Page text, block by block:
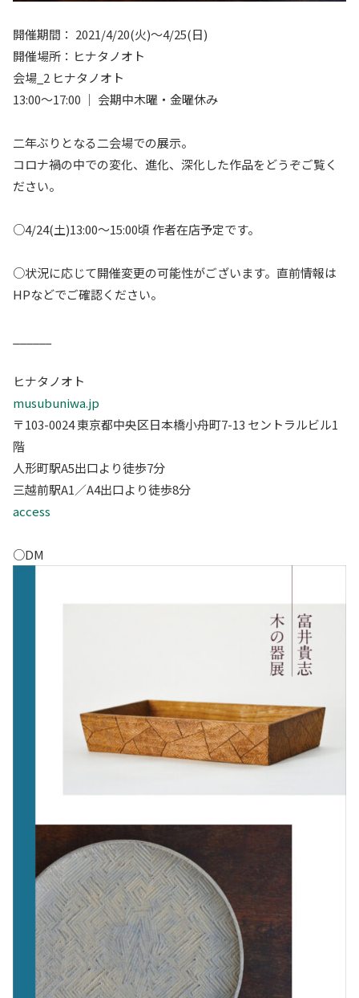
開催期間： 2021/4/20(火)〜4/25(日)
開催場所：ヒナタノオト
会場_2 ヒナタノオト
13:00～17:00 ｜ 会期中木曜・金曜休み
二年ぶりとなる二会場での展示。
コロナ禍の中での変化、進化、深化した作品をどうぞご覧く
ださい。
○4/24(土)13:00〜15:00頃 作者在店予定です。
○状況に応じて開催変更の可能性がございます。直前情報は
HPなどでご確認ください。
ヒナタノオト
musubuniwa.jp
〒103-0024 東京都中央区日本橋小舟町7-13 セントラルビル1
階
人形町駅A5出口より徒歩7分
三越前駅A1／A4出口より徒歩8分
access
○DM